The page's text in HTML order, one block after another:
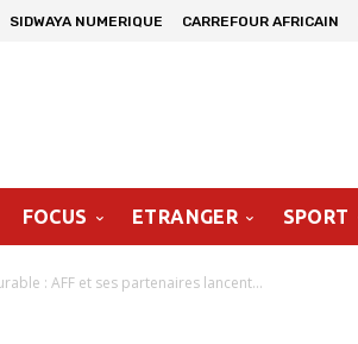
SIDWAYA NUMERIQUE CARREFOUR AFRICAIN
FOCUS ETRANGER SPORT
: AFF et ses partenaires lancent...